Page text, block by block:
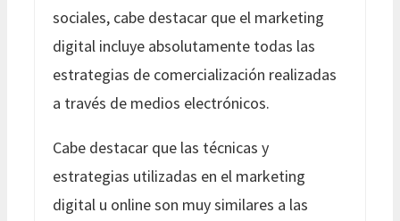
sociales, cabe destacar que el marketing
digital incluye absolutamente todas las
estrategias de comercialización realizadas
a través de medios electrónicos.
Cabe destacar que las técnicas y
estrategias utilizadas en el marketing
digital u online son muy similares a las